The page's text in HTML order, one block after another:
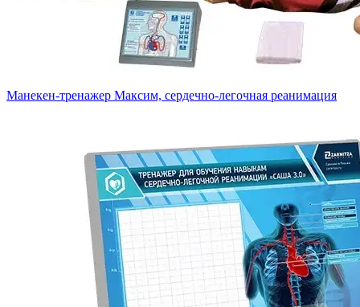
Манекен-тренажер Максим, сердечно-легочная реанимация